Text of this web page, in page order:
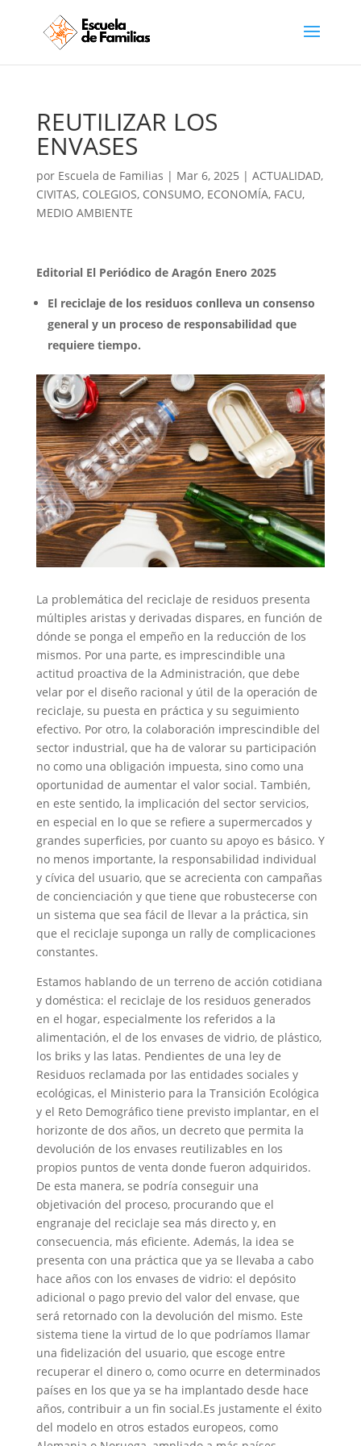
REUTILIZAR LOS
ENVASES
por Escuela de Familias | Mar 6, 2025 | ACTUALIDAD,
CIVITAS, COLEGIOS, CONSUMO, ECONOMÍA, FACU,
MEDIO AMBIENTE
Editorial El Periódico de Aragón Enero 2025
El reciclaje de los residuos conlleva un consenso
general y un proceso de responsabilidad que
requiere tiempo.
La problemática del reciclaje de residuos presenta
múltiples aristas y derivadas dispares, en función de
dónde se ponga el empeño en la reducción de los
mismos. Por una parte, es imprescindible una
actitud proactiva de la Administración, que debe
velar por el diseño racional y útil de la operación de
reciclaje, su puesta en práctica y su seguimiento
efectivo. Por otro, la colaboración imprescindible del
sector industrial, que ha de valorar su participación
no como una obligación impuesta, sino como una
oportunidad de aumentar el valor social. También,
en este sentido, la implicación del sector servicios,
en especial en lo que se refiere a supermercados y
grandes superficies, por cuanto su apoyo es básico. Y
no menos importante, la responsabilidad individual
y cívica del usuario, que se acrecienta con campañas
de concienciación y que tiene que robustecerse con
un sistema que sea fácil de llevar a la práctica, sin
que el reciclaje suponga un rally de complicaciones
constantes.
Estamos hablando de un terreno de acción cotidiana
y doméstica: el reciclaje de los residuos generados
en el hogar, especialmente los referidos a la
alimentación, el de los envases de vidrio, de plástico,
los briks y las latas. Pendientes de una ley de
Residuos reclamada por las entidades sociales y
ecológicas, el Ministerio para la Transición Ecológica
y el Reto Demográfico tiene previsto implantar, en el
horizonte de dos años, un decreto que permita la
devolución de los envases reutilizables en los
propios puntos de venta donde fueron adquiridos.
De esta manera, se podría conseguir una
objetivación del proceso, procurando que el
engranaje del reciclaje sea más directo y, en
consecuencia, más eficiente. Además, la idea se
presenta con una práctica que ya se llevaba a cabo
hace años con los envases de vidrio: el depósito
adicional o pago previo del valor del envase, que
será retornado con la devolución del mismo. Este
sistema tiene la virtud de lo que podríamos llamar
una fidelización del usuario, que escoge entre
recuperar el dinero o, como ocurre en determinados
países en los que ya se ha implantado desde hace
años, contribuir a un fin social.Es justamente el éxito
del modelo en otros estados europeos, como